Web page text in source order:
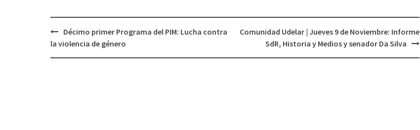
Navegación
Décimo primer Programa del PIM: Lucha contra
la violencia de género
Comunidad Udelar | Jueves 9 de Noviembre: Informe
SdR, Historia y Medios y senador Da Silva